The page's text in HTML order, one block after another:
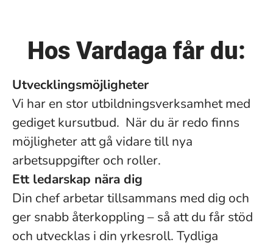
Hos Vardaga får du:
Utvecklingsmöjligheter
Vi har en stor utbildningsverksamhet med
gediget kursutbud. När du är redo finns
möjligheter att gå vidare till nya
arbetsuppgifter och roller.
Ett ledarskap nära dig
Din chef arbetar tillsammans med dig och
ger snabb återkoppling – så att du får stöd
och utvecklas i din yrkesroll. Tydliga